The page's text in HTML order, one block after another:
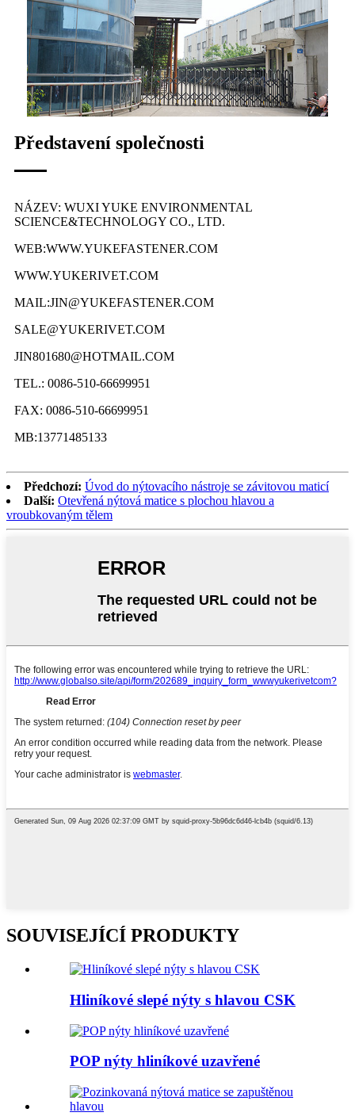
Představení společnosti
NÁZEV: WUXI YUKE ENVIRONMENTAL
SCIENCE&TECHNOLOGY CO., LTD.
WEB:WWW.YUKEFASTENER.COM
WWW.YUKERIVET.COM
MAIL:JIN@YUKEFASTENER.COM
SALE@YUKERIVET.COM
JIN801680@HOTMAIL.COM
TEL.: 0086-510-66699951
FAX: 0086-510-66699951
MB:13771485133
Předchozí: Úvod do nýtovacího nástroje se závitovou maticí
Další: Otevřená nýtová matice s plochou hlavou a
vroubkovaným tělem
SOUVISEJÍCÍ PRODUKTY
Hliníkové slepé nýty s hlavou CSK
POP nýty hliníkové uzavřené